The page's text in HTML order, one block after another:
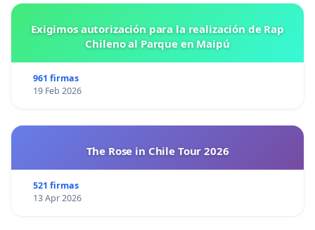
Exigimos autorización para la realización de Rap
Chileno al Parque en Maipú
961 firmas
19 Feb 2026
The Rose in Chile Tour 2026
521 firmas
13 Apr 2026